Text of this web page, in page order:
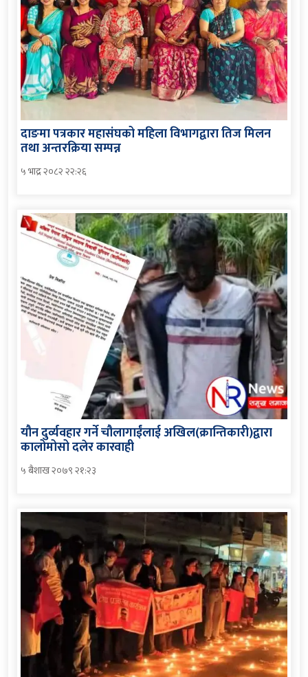
दाङमा पत्रकार महासंघको महिला विभागद्वारा तिज मिलन
तथा अन्तरक्रिया सम्पन्न
५ भाद्र २०८२ २२:२६
यौन दुर्व्यवहार गर्ने चौलागाईंलाई अखिल(क्रान्तिकारी)द्वारा
कालोमोसो दलेर कारवाही
५ बैशाख २०७९ २१:२३